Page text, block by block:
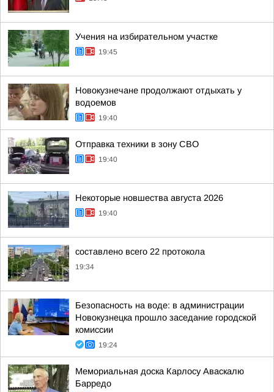
Учения на избирательном участке
19:45
Новокузнечане продолжают отдыхать у
водоемов
19:40
Отправка техники в зону СВО
19:40
Некоторые новшества августа 2026
19:40
составлено всего 22 протокола
19:34
Безопасность на воде: в администрации
Новокузнецка прошло заседание городской
комиссии
19:24
Мемориальная доска Карлосу Аваскалю
Барредо